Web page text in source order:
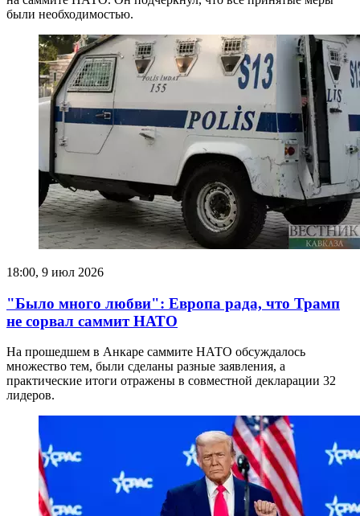
были необходимостью.
18:00, 9 июл 2026
"Было много любви": Европа рада, что Трамп
не сорвал саммит НАТО
На прошедшем в Анкаре саммите НАТО обсуждалось
множество тем, были сделаны разные заявления, а
практические итоги отражены в совместной декларации 32
лидеров.